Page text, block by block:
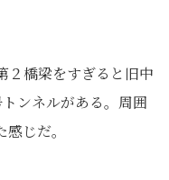
２橋梁をすぎると旧中
ンネルがある。周囲
じだ。